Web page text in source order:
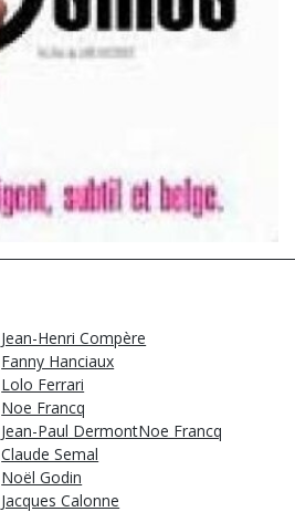
Jean-Henri Compère
Fanny Hanciaux
Lolo Ferrari
Noe Francq
Jean-Paul DermontNoe Francq
Claude Semal
Noël Godin
Jacques Calonne